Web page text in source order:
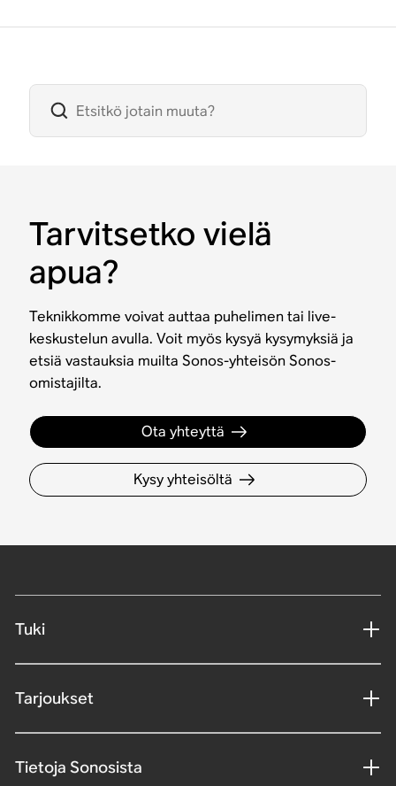
Tarvitsetko vielä
apua?
Teknikkomme voivat auttaa puhelimen tai live-
keskustelun avulla. Voit myös kysyä kysymyksiä ja
etsiä vastauksia muilta Sonos-yhteisön Sonos-
omistajilta.
Ota yhteyttä
Kysy yhteisöltä
Tuki
Tarjoukset
Tietoja Sonosista